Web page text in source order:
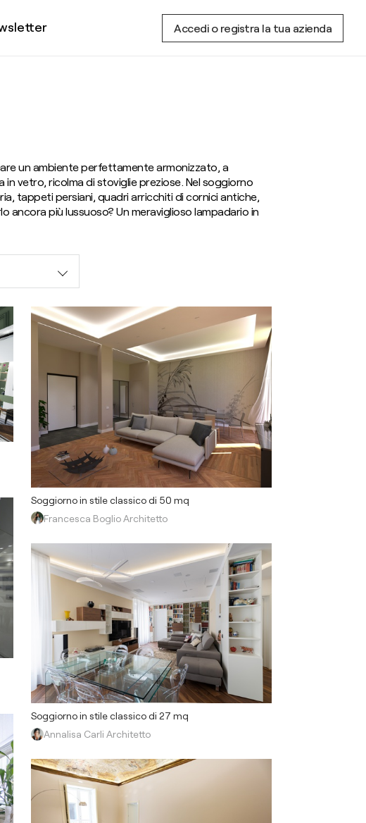
Accedi o registra la tua azienda
un ambiente perfettamente armonizzato, a
vetro, ricolma di stoviglie preziose. Nel soggiorno
tappeti persiani, quadri arricchiti di cornici antiche,
più lussuoso? Un meraviglioso lampadario in
Soggiorno in stile classico di 50 mq
Francesca Boglio Architetto
Soggiorno in stile classico di 27 mq
Annalisa Carli Architetto